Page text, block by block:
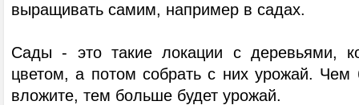
выращивать самим, например в садах.
Сады - это такие локации с деревьями,
цветом, а потом собрать с них урожай.
вложите, тем больше будет урожай.